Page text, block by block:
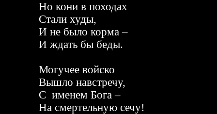
Но кони в походах
Стали худы,
И не было корма –
И ждать бы беды.
Могучее войско
Вышло навстречу,
С именем Бога –
На смертельную сечу!